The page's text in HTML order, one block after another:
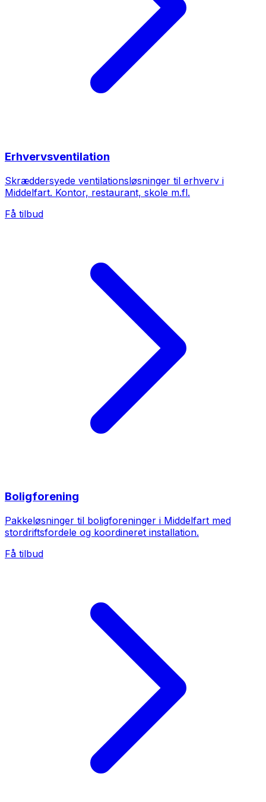
Erhvervsventilation
Skræddersyede ventilationsløsninger til erhverv i
Middelfart. Kontor, restaurant, skole m.fl.
Få tilbud
Boligforening
Pakkeløsninger til boligforeninger i Middelfart med
stordriftsfordele og koordineret installation.
Få tilbud